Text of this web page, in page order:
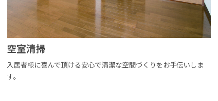
空室清掃
入居者様に喜んで頂ける安心で清潔な空間づくりをお手伝いしま
す。